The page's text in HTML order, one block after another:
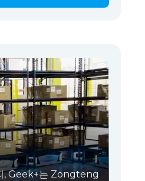
, Geek+는 Zongteng